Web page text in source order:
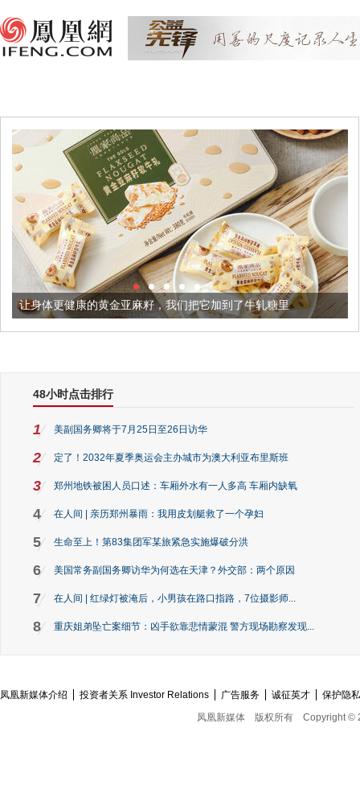
黄金亚麻籽，我们把它加到了牛轧糖里 被列入佛家七宝的
48小时点击排行
1 美副国务卿将于7月25日至26日访华
2 定了！2032年夏季奥运会主办城市为澳大利亚布里斯班
3 郑州地铁被困人员口述：车厢外水有一人多高 车厢内缺氧
4 在人间 | 亲历郑州暴雨：我用皮划艇救了一个孕妇
5 生命至上！第83集团军某旅紧急实施爆破分洪
6 美国常务副国务卿访华为何选在天津？外交部：两个原因
7 在人间 | 红绿灯被淹后，小男孩在路口指路，7位摄影师...
8 重庆姐弟坠亡案细节：凶手欲靠悲情蒙混 警方现场勘察发现...
凤凰新媒体介绍 投资者关系 Investor Relations 广告服务 诚征英才
保护隐
凤凰新媒体
版权所有 Copyright ©